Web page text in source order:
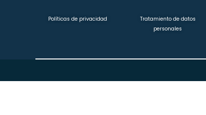
Políticas de privacidad
Tratamiento de datos
personales